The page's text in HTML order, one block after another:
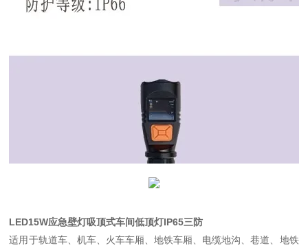
LED15W应急壁灯吸顶式车间低顶灯IP65三防
适用于轨道车、机车、火车车厢、地铁车厢、电缆地沟、巷道、地铁